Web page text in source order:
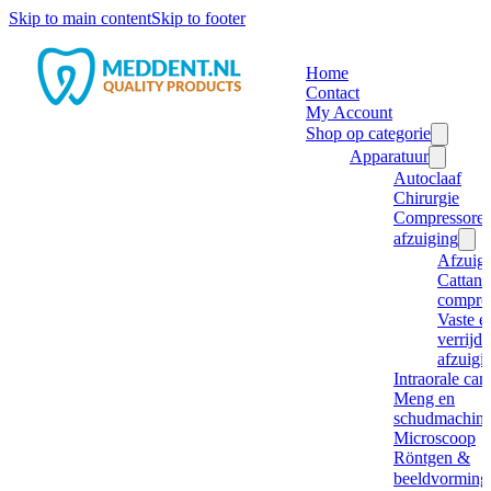
Skip to main contentSkip to footer
Home
Contact
My Account
Shop op categorie
Apparatuur
Autoclaaf
Chirurgie
afzuiging
Cattani
Vaste
Intraorale
Meng en
Microscoop
Röntgen &
beeldvorming